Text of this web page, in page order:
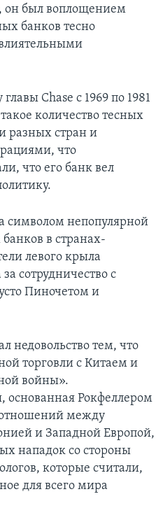
он был воплощением
банков тесно
Chase с 1969 по 1981
количество тесных
разных стран и
что
что его банк вел
символом непопулярной
в странах-
левого крыла
сотрудничество с
Пиночетом и
недовольство тем, что
торговли с Китаем и
войны».
основанная Рокфеллером
отношений между
и Западной Европой,
нападок со стороны
которые считали,
для всего мира